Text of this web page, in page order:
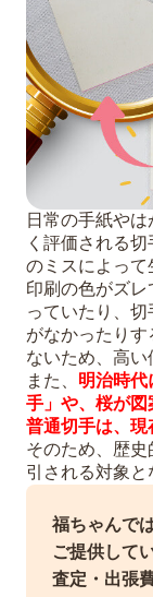
日常の手紙や
く評価される
のミスによって
印刷の色がズ
っていたり、切
がなかったり
ないため、高い
また、 明治時代
手」や、桜が
普通切手は、現
そのため、歴
引される対象と
福ちゃんで
ご提供して
査定・出張